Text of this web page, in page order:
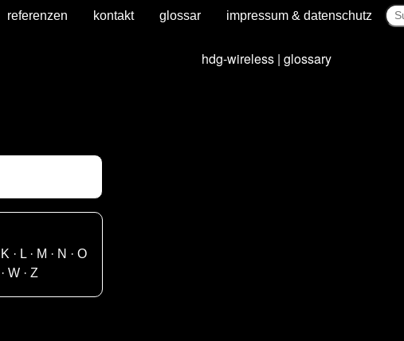
referenzen kontakt glossar impressum & datenschutz
hdg-wireless | glossary
K · L· M · N ·O
· W· Z